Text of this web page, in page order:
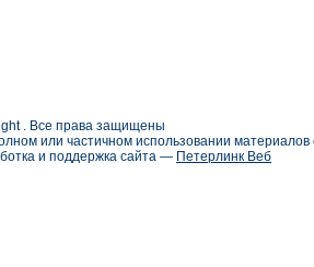
. Все права защищены
или частичном использовании
и поддержка сайта — Петерлинк Веб